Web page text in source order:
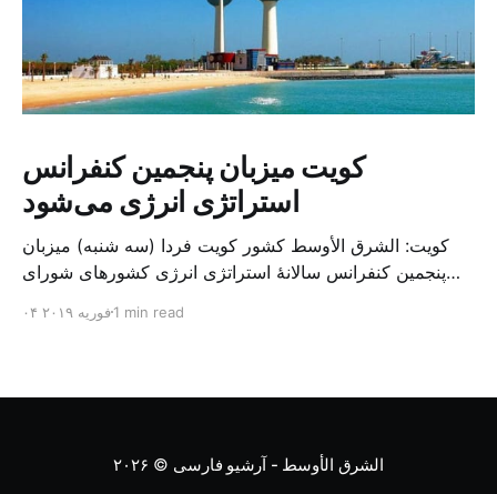
کویت میزبان پنجمین کنفرانس
استراتژی انرژی می‌شود
کویت: الشرق الأوسط کشور کویت فردا (سه شنبه) میزبان
پنجمین کنفرانس سالانهٔ استراتژی انرژی کشورهای شورای
متخصص از شرکت‌های جهانی نفت و گاز در این کنفرانس
۰۴ فوریه ۲۰۱۹1 min read
الشرق الأوسط - آرشیو فارسی © ۲۰۲۶